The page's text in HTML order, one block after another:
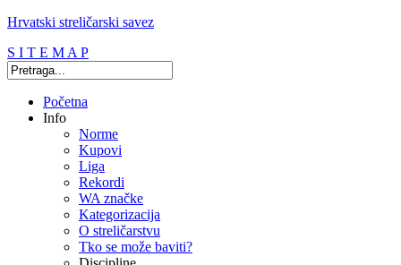
Hrvatski streličarski savez
S I T E M A P
Početna
Info
Norme
Kupovi
Liga
Rekordi
WA značke
Kategorizacija
O streličarstvu
Tko se može baviti?